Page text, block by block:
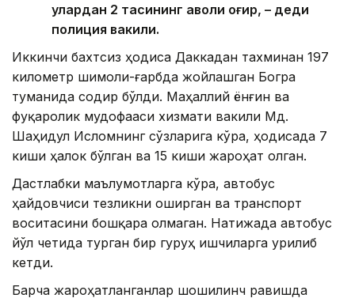
улардан 2 тасининг аҳволи оғир, – деди
полиция вакили.
Иккинчи бахтсиз ҳодиса Даккадан тахминан 197
километр шимоли-ғарбда жойлашган Богра
туманида содир бўлди. Маҳаллий ёнғин ва
фуқаролик мудофааси хизмати вакили Мд.
Шаҳидул Исломнинг сўзларига кўра, ҳодисада 7
киши ҳалок бўлган ва 15 киши жароҳат олган.
Дастлабки маълумотларга кўра, автобус
ҳайдовчиси тезликни оширган ва транспорт
воситасини бошқара олмаган. Натижада автобус
йўл четида турган бир гуруҳ ишчиларга урилиб
кетди.
Барча жароҳатланганлар шошилинч равишда